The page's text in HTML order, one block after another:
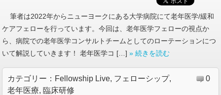
筆者は2022年からニューヨークにある大学病院にて老年医学/緩和
ケアフェローを行っています。今回は、老年医学フェローの視点か
ら、病院での老年医学コンサルトチームとしてのローテーションにつ
いて解説していきます！ 老年医学コ […] » 続きを読む
カテゴリー： Fellowship Live, フェローシップ,
老年医療, 臨床研修
0